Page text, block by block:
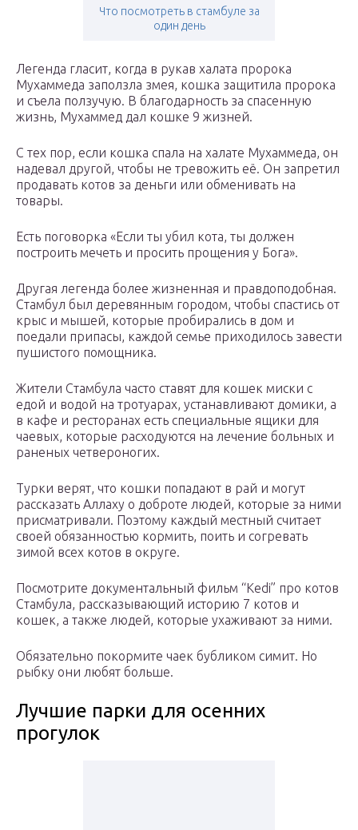
Что посмотреть в стамбуле за
один день
Легенда гласит, когда в рукав халата пророка
Мухаммеда заползла змея, кошка защитила пророка
и съела ползучую. В благодарность за спасенную
жизнь, Мухаммед дал кошке 9 жизней.
С тех пор, если кошка спала на халате Мухаммеда, он
надевал другой, чтобы не тревожить её. Он запретил
продавать котов за деньги или обменивать на
товары.
Есть поговорка «Если ты убил кота, ты должен
построить мечеть и просить прощения у Бога».
Другая легенда более жизненная и правдоподобная.
Стамбул был деревянным городом, чтобы спастись от
крыс и мышей, которые пробирались в дом и
поедали припасы, каждой семье приходилось завести
пушистого помощника.
Жители Стамбула часто ставят для кошек миски с
едой и водой на тротуарах, устанавливают домики, а
в кафе и ресторанах есть специальные ящики для
чаевых, которые расходуются на лечение больных и
раненых четвероногих.
Турки верят, что кошки попадают в рай и могут
рассказать Аллаху о доброте людей, которые за ними
присматривали. Поэтому каждый местный считает
своей обязанностью кормить, поить и согревать
зимой всех котов в округе.
Посмотрите документальный фильм “Kedi” про котов
Стамбула, рассказывающий историю 7 котов и
кошек, а также людей, которые ухаживают за ними.
Обязательно покормите чаек бубликом симит. Но
рыбку они любят больше.
Лучшие парки для осенних
прогулок